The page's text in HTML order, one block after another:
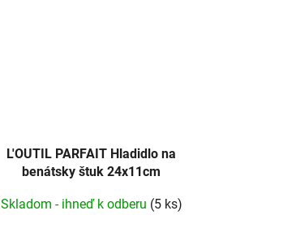
L'OUTIL PARFAIT Hladidlo na
benátsky štuk 24x11cm
Skladom - ihneď k odberu (5 ks)